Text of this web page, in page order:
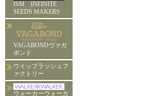
ISM INFINITE
SEEDS MAKERS
VAGABONDヴァガ
ボンド
ウイップラッシュフ
ァクトリー
ウォーカーウォーカ